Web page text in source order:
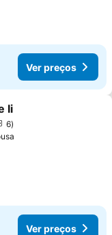
Ver preços
favoritos
Ii
6
Ver preços